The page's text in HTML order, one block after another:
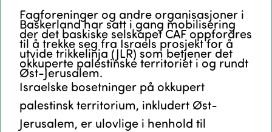
Fagforeninger og andre organisasjoner i
Baskerland har satt i gang mobilisering
der det baskiske selskapet CAF oppfordres
til å trekke seg fra Israels prosjekt for å
utvide trikkelinja (JLR) som betjener det
okkuperte palestinske territoriet i og rundt
Øst-Jerusalem.
Israelske bosetninger på okkupert
palestinsk territorium, inkludert Øst-
Jerusalem, er ulovlige i henhold til